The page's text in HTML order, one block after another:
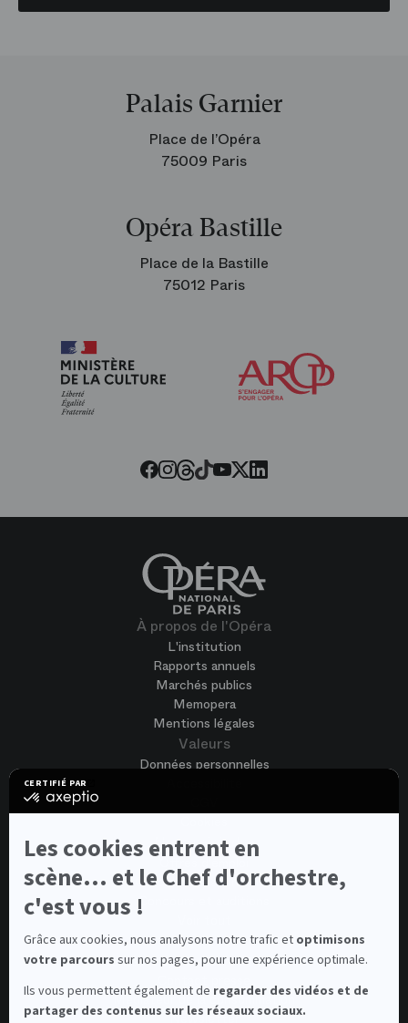
CERTIFIÉ PAR
certifié
En
plus
Axeptio
Les cookies entrent en
scène... et le Chef d'orchestre,
c'est vous !
Grâce aux cookies, nous analysons notre trafic et optimisons
votre parcours sur nos pages, pour une expérience optimale.
Ils vous permettent également de regarder des vidéos et de
partager des contenus sur les réseaux sociaux.
Palais Garnier
Place de l’Opéra
75009 Paris
Opéra Bastille
Place de la Bastille
75012 Paris
Facebook
Instagram
Threads
Tiktok
Youtube
Twitter
LinkedIn
À propos de l'Opéra
L'institution
Rapports annuels
Marchés publics
Memopera
Mentions légales
Valeurs
Données personnelles
Nous rejoindre
Offres d'emploi
Candidature spontanée
Concours et auditions
Contacts
Contacts spectateurs et visiteurs
Médiateur de la consommation
Newsletter